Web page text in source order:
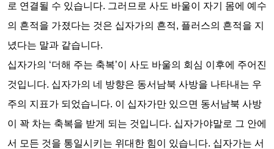
로 연결될 수 있습니다. 그러므로 사도 바울이 자기 몸에 예수
의 흔적을 가졌다는 것은 십자가의 흔적, 플러스의 흔적을 지
녔다는 말과 같습니다.
십자가의 ‘더해 주는 축복’이 사도 바울의 회심 이후에 주어진
것입니다. 십자가의 네 방향은 동서남북 사방을 나타내는 우
주의 지표가 되었습니다. 이 십자가만 있으면 동서남북 사방
이 꽉 차는 축복을 받게 되는 것입니다. 십자가야말로 그 안에
서 모든 것을 통일시키는 위대한 힘이 있습니다. 십자가는 서